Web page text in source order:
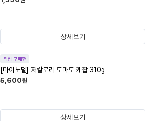
상세보기
직접 구매한
[마이노멀] 저칼로리 토마토 케찹 310g
5,600원
상세보기